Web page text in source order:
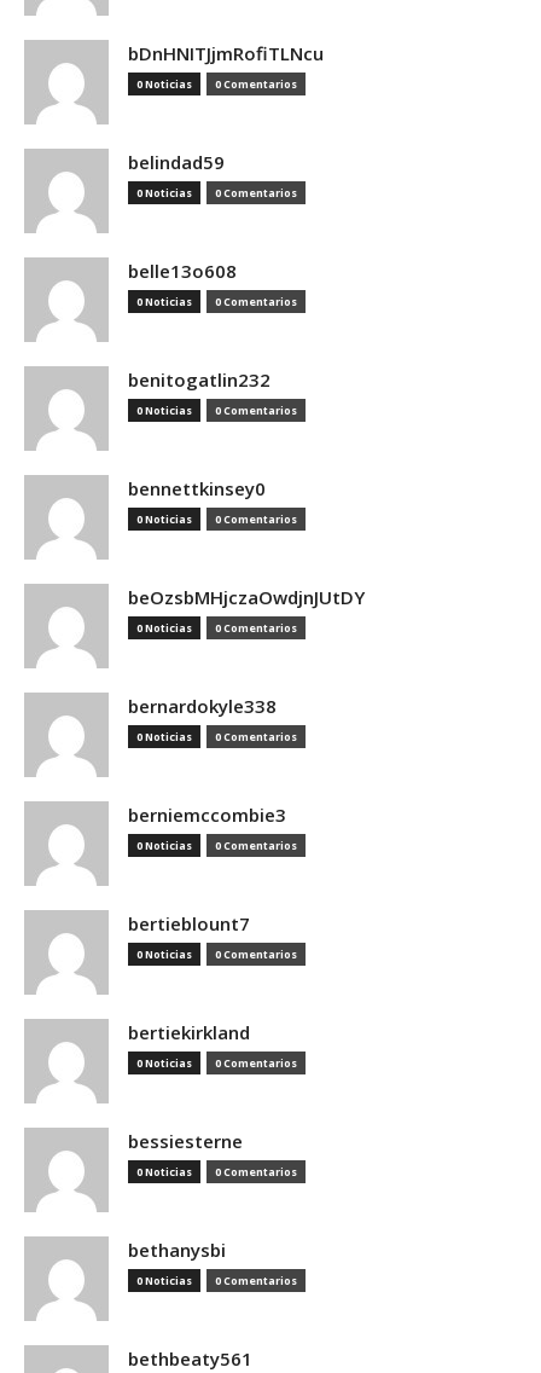
bDnHNITJjmRofiTLNcu
0 Noticias 0 Comentarios
belindad59
0 Noticias 0 Comentarios
belle13o608
0 Noticias 0 Comentarios
benitogatlin232
0 Noticias 0 Comentarios
bennettkinsey0
0 Noticias 0 Comentarios
beOzsbMHjczaOwdjnJUtDY
0 Noticias 0 Comentarios
bernardokyle338
0 Noticias 0 Comentarios
berniemccombie3
0 Noticias 0 Comentarios
bertieblount7
0 Noticias 0 Comentarios
bertiekirkland
0 Noticias 0 Comentarios
bessiesterne
0 Noticias 0 Comentarios
bethanysbi
0 Noticias 0 Comentarios
bethbeaty561